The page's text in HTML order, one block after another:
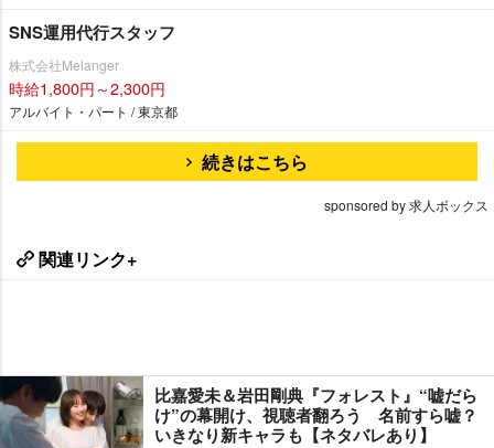
SNS運用代行スタッフ
株式会社Melanger
時給1,800円～2,300円
アルバイト・パート / 東京都
続きはこちら
sponsored by 求人ボックス
関連リンク+
比嘉愛未＆岩田剛典『フォレスト』“嘘だら
け”の幕開け、視聴者翻ろう 名前すら嘘？
いきなり新キャラも【ネタバレあり】